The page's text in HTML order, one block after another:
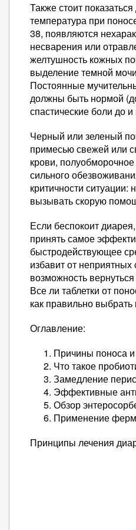
Также стоит
температура при
38, появляются
несварения или
желтушность кожных
выделение темной
Постоянные
должны быть нормой
спастические боли до
Черный или зеленый
примесью свежей или
крови,
сильного
критичности ситуации:
вызывать скорую
Если беспокоит
принять самое
быстродействующее
избавит от
возможность
Все ли таблетки от
как правильно
Оглавление:
Причины поноса
Что такое
Замедление
Эффективные
Обзор
Применение
Принципы лечения